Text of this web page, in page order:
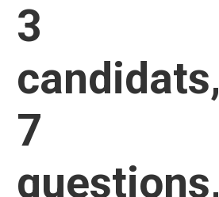
3
candidats,
7
questions,